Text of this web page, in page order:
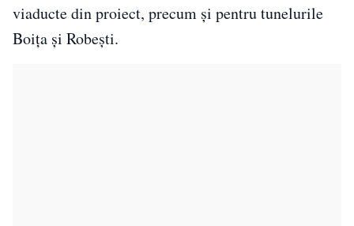
viaducte din proiect, precum și pentru tunelurile
Boița și Robești.